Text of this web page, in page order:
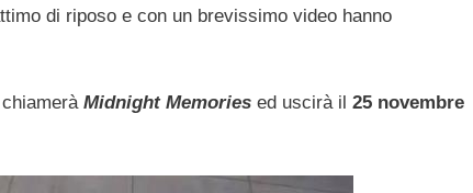
di riposo e con un brevissimo video hanno
Midnight Memories ed uscirà il 25 novembre